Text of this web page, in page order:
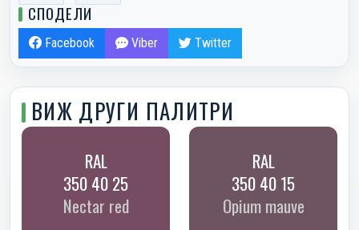
СПОДЕЛИ
Facebook Viber Twitter
ВИЖ ДРУГИ ПАЛИТРИ
RAL
350 40 25
Nectar red
RAL
350 40 15
Opium mauve